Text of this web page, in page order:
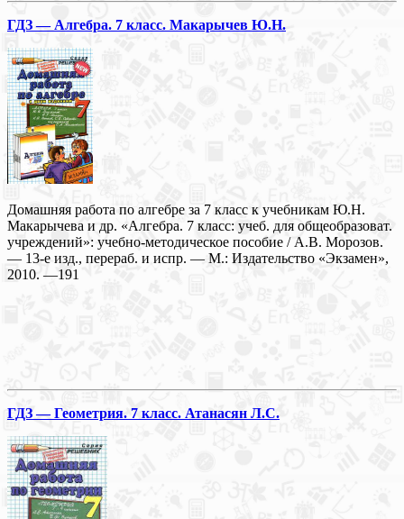
ГДЗ — Алгебра. 7 класс. Макарычев Ю.Н.
Домашняя работа по алгебре за 7 класс к учебникам Ю.Н.
Макарычева и др. «Алгебра. 7 класс: учеб. для общеобразоват.
учреждений»: учебно-методическое пособие / А.В. Морозов.
— 13-е изд., перераб. и испр. — М.: Издательство «Экзамен»,
2010. —191
ГДЗ — Геометрия. 7 класс. Атанасян Л.С.